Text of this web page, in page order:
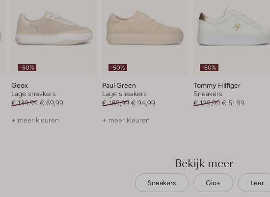
-50%
Geox
Lage sneakers
€ 139,99 € 69,99
+ meer kleuren
-50%
Paul Green
Lage sneakers
€ 189,99 € 94,99
+ meer kleuren
-60%
Tommy Hilfiger
Sneakers
€ 129,99 € 51,99
Bekijk meer
Sneakers Gio+ Leer